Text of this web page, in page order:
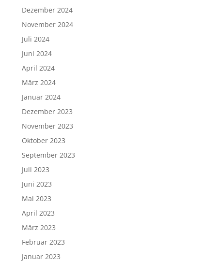
Dezember 2024
November 2024
Juli 2024
Juni 2024
April 2024
März 2024
Januar 2024
Dezember 2023
November 2023
Oktober 2023
September 2023
Juli 2023
Juni 2023
Mai 2023
April 2023
März 2023
Februar 2023
Januar 2023